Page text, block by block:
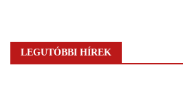
LEGUTÓBBI HÍREK